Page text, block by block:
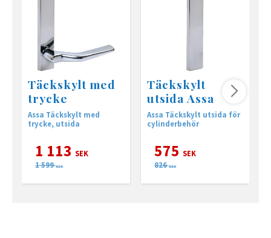
Täckskylt med
trycke
Assa Täckskylt med
trycke, utsida
1 113 SEK
1 599 SEK
Täckskylt
utsida Assa
Assa Täckskylt utsida för
cylinderbehör
575 SEK
826 SEK